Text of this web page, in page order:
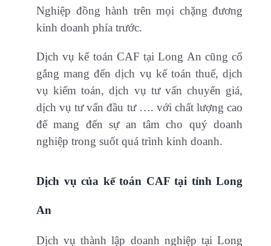
Nghiệp đồng hành trên mọi chặng đương
kinh doanh phía trước.
Dịch vụ kế toán CAF tại Long An cũng cố
gắng mang đến dịch vụ kế toán thuế, dịch
vụ kiểm toán, dịch vụ tư vấn chuyển giá,
dịch vụ tư vấn đầu tư …. với chất lượng cao
để mang đến sự an tâm cho quý doanh
nghiệp trong suốt quá trình kinh doanh.
Dịch vụ của kế toán CAF tại tỉnh Long
An
Dịch vụ thành lập doanh nghiệp tại Long